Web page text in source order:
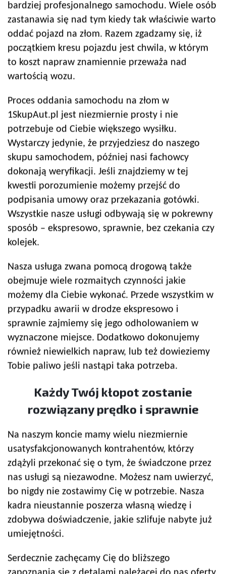
bardziej profesjonalnego samochodu. Wiele osób
zastanawia się nad tym kiedy tak właściwie warto
oddać pojazd na złom. Razem zgadzamy się, iż
początkiem kresu pojazdu jest chwila, w którym
to koszt napraw znamiennie przeważa nad
wartością wozu.
Proces oddania samochodu na złom w
1SkupAut.pl jest niezmiernie prosty i nie
potrzebuje od Ciebie większego wysiłku.
Wystarczy jedynie, że przyjedziesz do naszego
skupu samochodem, później nasi fachowcy
dokonają weryfikacji. Jeśli znajdziemy w tej
kwestii porozumienie możemy przejść do
podpisania umowy oraz przekazania gotówki.
Wszystkie nasze usługi odbywają się w pokrewny
sposób – ekspresowo, sprawnie, bez czekania czy
kolejek.
Nasza usługa zwana pomocą drogową także
obejmuje wiele rozmaitych czynności jakie
możemy dla Ciebie wykonać. Przede wszystkim w
przypadku awarii w drodze ekspresowo i
sprawnie zajmiemy się jego odholowaniem w
wyznaczone miejsce. Dodatkowo dokonujemy
również niewielkich napraw, lub też dowieziemy
Tobie paliwo jeśli nastąpi taka potrzeba.
Każdy Twój kłopot zostanie
rozwiązany prędko i sprawnie
Na naszym koncie mamy wielu niezmiernie
usatysfakcjonowanych kontrahentów, którzy
zdążyli przekonać się o tym, że świadczone przez
nas usługi są niezawodne. Możesz nam uwierzyć,
bo nigdy nie zostawimy Cię w potrzebie. Nasza
kadra nieustannie poszerza własną wiedzę i
zdobywa doświadczenie, jakie szlifuje nabyte już
umiejętności.
Serdecznie zachęcamy Cię do bliższego